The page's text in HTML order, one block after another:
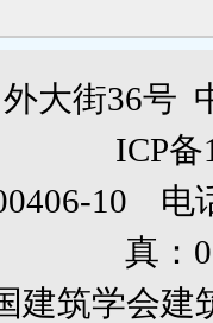
外大街36
ICP备
10 电
真：
建筑学会